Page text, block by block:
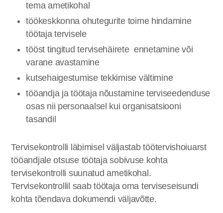
tema ametikohal
töökeskkonna ohutegurite toime hindamine
töötaja tervisele
tööst tingitud tervisehäirete ennetamine või
varane avastamine
kutsehaigestumise tekkimise vältimine
tööandja ja töötaja nõustamine terviseedenduse
osas nii personaalsel kui organisatsiooni
tasandil
Tervisekontrolli läbimisel väljastab töötervishoiuarst
tööandjale otsuse töötaja sobivuse kohta
tervisekontrolli suunatud ametikohal.
Tervisekontrollil saab töötaja oma terviseseisundi
kohta tõendava dokumendi väljavõtte.